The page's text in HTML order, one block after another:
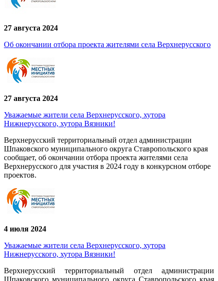
27 августа 2024
Об окончании отбора проекта жителями села Верхнерусского
27 августа 2024
Уважаемые жители села Верхнерусского, хутора
Нижнерусского, хутора Вязники!
Верхнерусский территориальный отдел администрации
Шпаковского муниципального округа Ставропольского края
сообщает, об окончании отбора проекта жителями села
Верхнерусского для участия в 2024 году в конкурсном отборе
проектов.
4 июля 2024
Уважаемые жители села Верхнерусского, хутора
Нижнерусского, хутора Вязники!
Верхнерусский территориальный отдел администрации
Шпаковского муниципального округа Ставропольского края